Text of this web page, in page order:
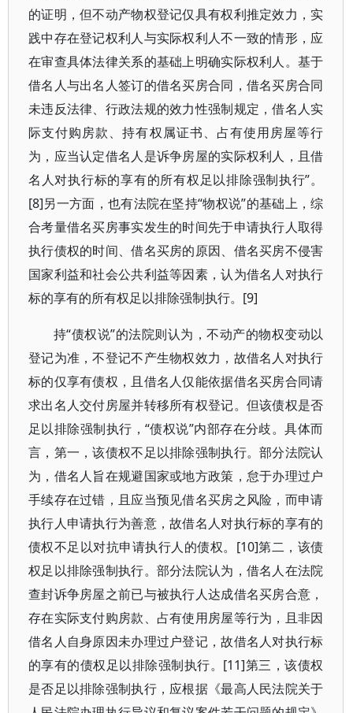
的证明，但不动产物权登记仅具有权利推定效力，实
践中存在登记权利人与实际权利人不一致的情形，应
在审查具体法律关系的基础上明确实际权利人。基于
借名人与出名人签订的借名买房合同，借名买房合同
未违反法律、行政法规的效力性强制规定，借名人实
际支付购房款、持有权属证书、占有使用房屋等行
为，应当认定借名人是诉争房屋的实际权利人，且借
名人对执行标的享有的所有权足以排除强制执行”。
[8]另一方面，也有法院在坚持“物权说”的基础上，综
合考量借名买房事实发生的时间先于申请执行人取得
执行债权的时间、借名买房的原因、借名买房不侵害
国家利益和社会公共利益等因素，认为借名人对执行
标的享有的所有权足以排除强制执行。[9]
持“债权说”的法院则认为，不动产的物权变动以
登记为准，不登记不产生物权效力，故借名人对执行
标的仅享有债权，且借名人仅能依据借名买房合同请
求出名人交付房屋并转移所有权登记。但该债权是否
足以排除强制执行，“债权说”内部存在分歧。具体而
言，第一，该债权不足以排除强制执行。部分法院认
为，借名人旨在规避国家或地方政策，怠于办理过户
手续存在过错，且应当预见借名买房之风险，而申请
执行人申请执行为善意，故借名人对执行标的享有的
债权不足以对抗申请执行人的债权。[10]第二，该债
权足以排除强制执行。部分法院认为，借名人在法院
查封诉争房屋之前已与被执行人达成借名买房合意，
存在实际支付购房款、占有使用房屋等行为，且非因
借名人自身原因未办理过户登记，故借名人对执行标
的享有的债权足以排除强制执行。[11]第三，该债权
是否足以排除强制执行，应根据《最高人民法院关于